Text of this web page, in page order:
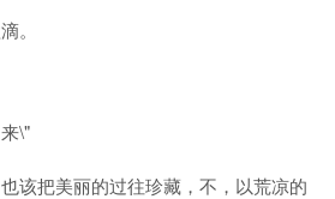
。
该把美丽的过往珍藏，不，以荒凉的